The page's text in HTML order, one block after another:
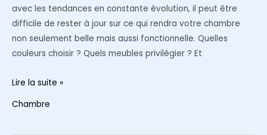
avec les tendances en constante évolution, il peut être
difficile de rester à jour sur ce qui rendra votre chambre
non seulement belle mais aussi fonctionnelle. Quelles
couleurs choisir ? Quels meubles privilégier ? Et
Quelles
Lire la suite »
Chambre